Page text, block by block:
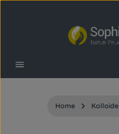
Zum Hauptinhalt springen
Home Kolloide